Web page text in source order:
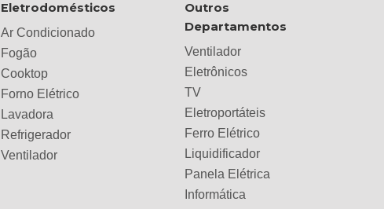
Eletrodomésticos
Ar Condicionado
Fogão
Cooktop
Forno Elétrico
Lavadora
Refrigerador
Ventilador
Outros
Departamentos
Ventilador
Eletrônicos
TV
Eletroportáteis
Ferro Elétrico
Liquidificador
Panela Elétrica
Informática